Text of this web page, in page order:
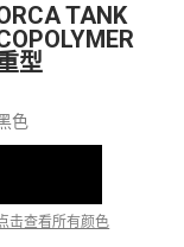
TANK
型
色
击查看所有颜色